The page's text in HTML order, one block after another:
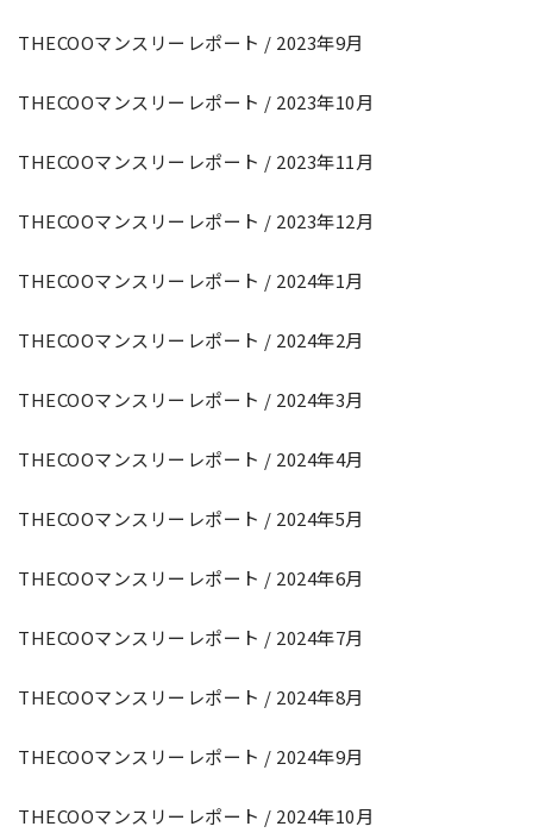
THECOOマンスリーレポート / 2023年9月
THECOOマンスリーレポート / 2023年10月
THECOOマンスリーレポート / 2023年11月
THECOOマンスリーレポート / 2023年12月
THECOOマンスリーレポート / 2024年1月
THECOOマンスリーレポート / 2024年2月
THECOOマンスリーレポート / 2024年3月
THECOOマンスリーレポート / 2024年4月
THECOOマンスリーレポート / 2024年5月
THECOOマンスリーレポート / 2024年6月
THECOOマンスリーレポート / 2024年7月
THECOOマンスリーレポート / 2024年8月
THECOOマンスリーレポート / 2024年9月
THECOOマンスリーレポート / 2024年10月